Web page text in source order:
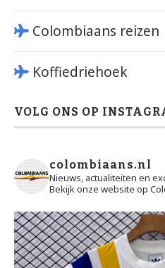
Colombiaans reizen
Koffiedriehoek
VOLG ONS OP
colombiaans.nl
Nieuws, actualiteiten en
Bekijk onze website op